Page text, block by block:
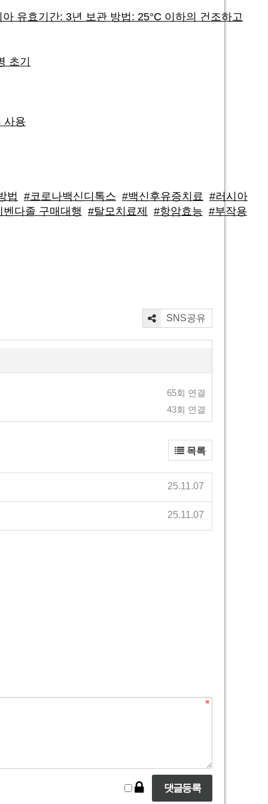
유효기간: 3년 보관 방법: 25°C 이하의 건조하고
초기
사용
법 #코로나백신디톡스 #백신후유증치료 #러시아
벤다졸 구매대행 #탈모치료제 #항암효능 #부작용
SNS공유
65회 연결
43회 연결
목록
25.11.07
25.11.07